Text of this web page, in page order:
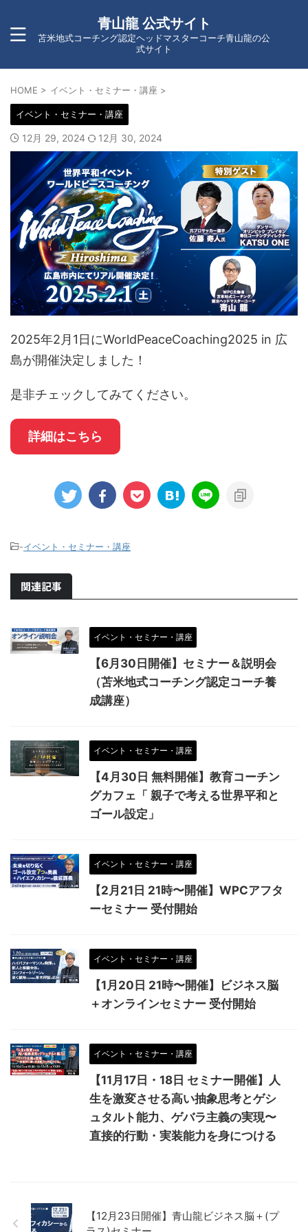
青山龍 公式サイト
苫米地式コーチング認定ヘッドマスターコーチ青山龍の公
式サイト
HOME > イベント・セミナー・講座 >
イベント・セミナー・講座
12月 29, 2024 12月 30, 2024
2025年2月1日にWorldPeaceCoaching2025 in 広
島が開催決定しました！
是非チェックしてみてください。
詳細はこちら
-イベント・セミナー・講座
関連記事
イベント・セミナー・講座
【6月30日開催】セミナー＆説明会
（苫米地式コーチング認定コーチ養
成講座）
イベント・セミナー・講座
【4月30日 無料開催】教育コーチン
グカフェ「 親子で考える世界平和と
ゴール設定」
イベント・セミナー・講座
【2月21日 21時〜開催】WPCアフタ
ーセミナー 受付開始
イベント・セミナー・講座
【1月20日 21時〜開催】ビジネス脳
＋オンラインセミナー 受付開始
イベント・セミナー・講座
【11月17日・18日 セミナー開催】人
生を激変させる高い抽象思考とゲシ
ュタルト能力、ゲバラ主義の実現〜
直接的行動・実装能力を身につける
【12月23日開催】青山龍ビジネス脳＋(プ